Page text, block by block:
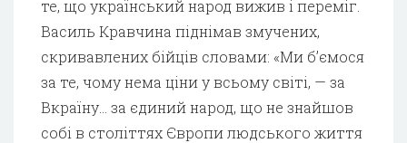
те, що український народ вижив і переміг.
Василь Кравчина піднімав змучених,
скривавлених бійців словами: «Ми б’ємося
за те, чому нема ціни у всьому світі, — за
Вкраїну… за єдиний народ, що не знайшов
собі в століттях Європи людського життя